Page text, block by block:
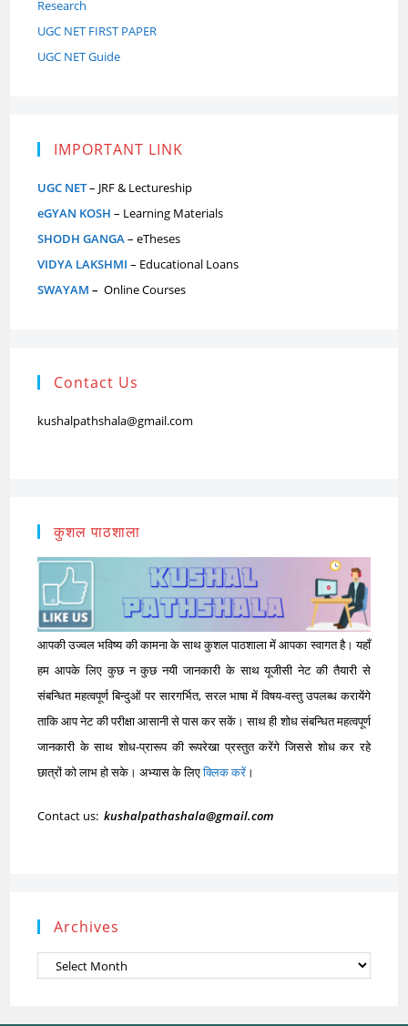
Research
UGC NET FIRST PAPER
UGC NET Guide
IMPORTANT LINK
UGC NET– JRF & Lectureship
eGYAN KOSH – Learning Materials
SHODH GANGA– eTheses
VIDYA LAKSHMI – Educational Loans
SWAYAM – Online Courses
Contact Us
kushalpathshala@gmail.com
कुशल पाठशाला
आपकी उज्वल भविष्य की कामना के साथ कुशल पाठशाला में आपका स्वागत है। यहाँ
हम आपके लिए कुछ न कुछ नयी जानकारी के साथ यूजीसी नेट की तैयारी से
संबन्धित महत्वपूर्ण बिन्दुओं पर सारगर्भित, सरल भाषा में विषय-वस्तु उपलब्ध करायेंगे
ताकि आप नेट की परीक्षा आसानी से पास कर सकें। साथ ही शोध संबन्धित महत्वपूर्ण
जानकारी के साथ शोध-प्रारूप की रूपरेखा प्रस्तुत करेंगे जिससे शोध कर रहे
छात्रों को लाभ हो सके। अभ्यास के लिएक्लिक करें ।
Contact us:kushalpathashala@gmail.com
Archives
Archives